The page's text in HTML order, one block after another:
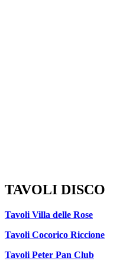
TAVOLI DISCO
Tavoli Villa delle Rose
Tavoli Cocorico Riccione
Tavoli Peter Pan Club